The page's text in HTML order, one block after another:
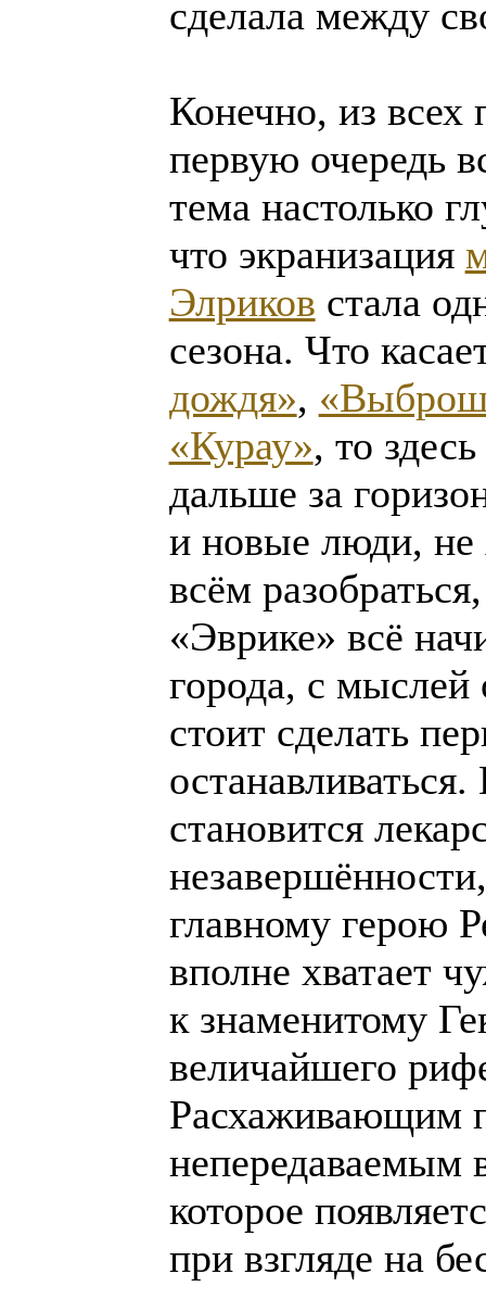
сделала между
Конечно, из всех
первую очередь
тема настолько
что экранизация
Элриков стала
сезона. Что
дождя»,
«Курау», то
дальше за
и новые люди, не
всём
«Эврике» всё
города, с мыслей
стоит сделать
становится
главному герою
вполне хватает
к знаменитому
величайшего
Расхаживающим
непередаваемым
которое
при взгляде на